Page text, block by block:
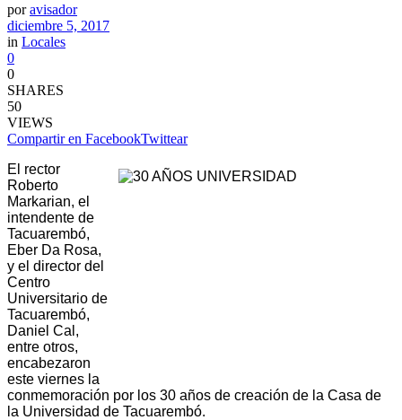
por avisador
diciembre 5, 2017
in Locales
0
0
SHARES
50
VIEWS
Compartir en FacebookTwittear
El rector
Roberto
Markarian, el
intendente de
Tacuarembó,
Eber Da Rosa,
y el director del
Centro
Universitario de
Tacuarembó,
Daniel Cal,
entre otros,
encabezaron
este viernes la
conmemoración por los 30 años de creación de la Casa de
la Universidad de Tacuarembó.